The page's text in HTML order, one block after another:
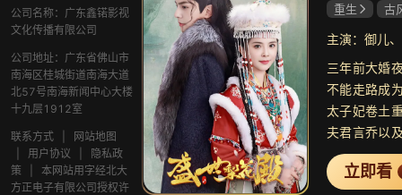
公司名称：广东鑫锘影视
文化传播有限公司
公司地址：广东省佛山市
南海区桂城街道南海大道
北57号南海新闻中心大楼
十九层1912室
联系方式
网站地图
用户协议
隐私政
策
本网站用字经北大
方正电子有限公司授权许
重生
古
主演：御儿
三年前大婚
不能走路成
太子妃卷土
夫君言乔以
活一次，她
救新婚喜服
立即看